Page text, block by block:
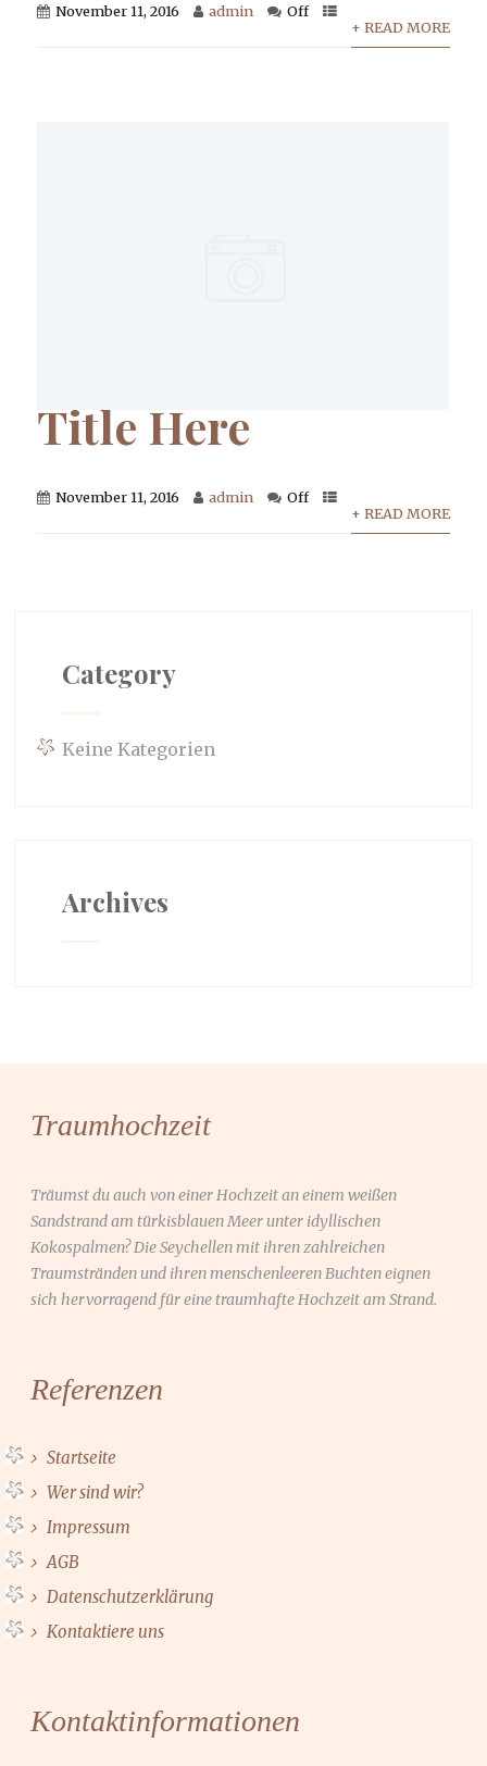
November 11, 2016 admin
Off
+ READ MORE
Title Here
November 11, 2016 admin
Off
+ READ MORE
Category
Keine Kategorien
Archives
Traumhochzeit
Träumst du auch von einer Hochzeit an einem weißen
Sandstrand am türkisblauen Meer unter idyllischen
Kokospalmen? Die Seychellen mit ihren zahlreichen
Traumstränden und ihren menschenleeren Buchten eignen
sich hervorragend für eine traumhafte Hochzeit am Strand.
Referenzen
Startseite
Wer sind wir?
Impressum
AGB
Datenschutzerklärung
Kontaktiere uns
Kontaktinformationen